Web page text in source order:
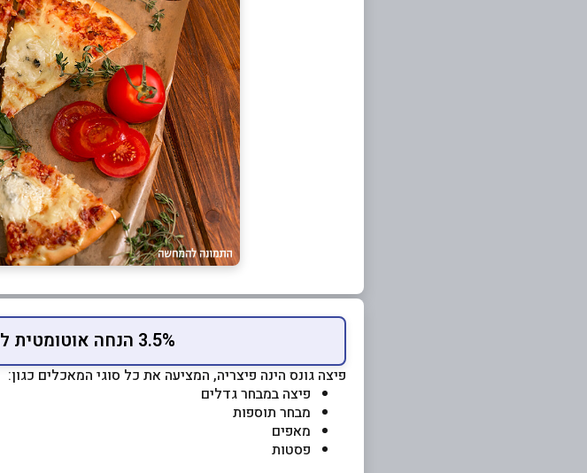
3.5% הנחה אוטומטית למשלמים בכרטיס המועדון
פיצה גונס הינה פיצריה, המציעה את כל סוגי המאכלים כגון:
פיצה במבחר גדלים
מבחר תוספות
מאפים
פסטות